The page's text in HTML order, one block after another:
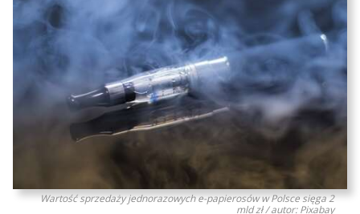
Wartość sprzedaży jednorazowych e-papierosów w Polsce sięga 2
mld zł / autor: Pixabay